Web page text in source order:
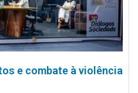
e combate à violência